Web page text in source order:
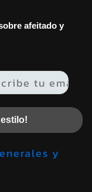
afeitado y